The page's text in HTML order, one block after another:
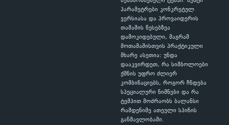
პარამეტრები კონკრეტულ
ვერსიასა და პროვაიდერის
თამაშის წესებზეა
დამოკიდებული, მაგრამ
მოთამაშისთვის პრაქტიკული
მხარე ასეთია: უნდა
დააკვირდეთ, რა სიმბოლოები
ქმნის უფრო ძლიერ
კომბინაციებს, როგორ ჩნდება
სპეციალური ნიშნები და რა
ტემპით მოძრაობს ბალანსი
რამდენიმე ათეული სპინის
განმავლობაში.